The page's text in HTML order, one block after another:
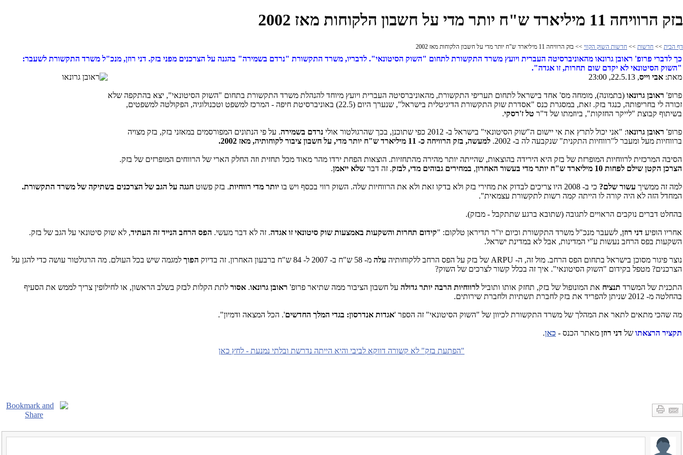
בזק הרוויחה 11 מיליארד ש"ח יותר מדי על חשבון הלקוחות מאז 2002
דף הבית >> חדשות >> חדשות השוק הקווי >> בזק הרוויחה 11 מיליארד ש"ח יותר מדי על חשבון הלקוחות מאז 2002
כך לדברי פרופ' ראובן גרונאו מהאוניברסיטה העברית ויועץ משרד התקשורת לתחום "השוק הסיטונאי". לדבריו, משרד התקשורת "נרדם בשמירה" בהגנה על הצרכנים מפני בזק. דני רוזן, מנכ"ל משרד התקשורת לשעבר:
"השוק הסיטונאי לא יקדם שום תחרות, זו אגדה".
מאת: אבי וייס, 22.5.13, 23:00
פרופ' ראובן גרונאו (בתמונה), מומחה מס' אחד בישראל לתחום תעריפי התקשורת, מהאוניברסיטה העברית ויועץ מיוחד להנהלת משרד התקשורת בתחום "השוק הסיטונאי", יצא בהתקפה שלא
זכורה לי בחריפותה, כנגד בזק. זאת, במסגרת כנס "אסדרת שוק התקשורת הדיגיטלית בישראל", שנערך היום (22.5) באוניברסיטת חיפה - המרכז למשפט וטכנולוגיה, הפקולטה למשפטים,
בשיתוף קבוצת "לייקר החזקות", ביוזמתו של ד"ר טל ז'רסקי.
פרופ' ראובן גרונאו: "אני יכול לתרץ את אי יישום ה"שוק הסיטונאי" בישראל ב- 2012 כפי שתוכנן, בכך שהרגולטור אולי נרדם בשמירה. על פי הנתונים המפורסמים במאזני בזק, בזק מצויה
ברווחיות מעל ומעבר ל"רווחיות התקנית" שנקבעה לה ב- 2002.
למעשה, בזק הרוויחה כ- 11 מיליארד ש"ח יותר מדי, על חשבון ציבור לקוחותיה, מאז 2002.
הסיבה המרכזית לרווחיות המופרזת של בזק היא הירידה בהוצאות, שהייתה יותר מהירה מהתחזיות. הוצאות הפחת ירדו מהר מאוד מכל תחזית וזה החלק הארי של הרווחים המופרזים של בזק.
הצרכן הקטן שילם לפחות 10 מיליארד ש"ח יותר מדי בעשור האחרון
, במחירים גבוהים מדי, לבזק. זה דבר שלא ייאמן.
למה זה ממשיך עשור שלם? כי ב- 2008 היו צריכים לבדוק את מחירי בזק ולא בדקו זאת ולא את הרווחיות שלה. השוק רווי בכסף ויש בו יותר מדי רווחיות. בזק פשוט חגגה על הגב של הצרכנים בשתיקה של משרד התקשורת.
המחדל הזה לא היה קורה לו הייתה קמה רשות לתקשורת עצמאית".
בהחלט דברים נוקבים הראויים לתגובה (שתובא ברגע שתתקבל - מבזק).
אחריו הופיע דני רוזן, לשעבר מנכ"ל משרד התקשורת וכיום יו"ר תדיראן טלקום: "קידום תחרות והשקעות באמצעות שוק סיטונאי זו אגדה. זה לא דבר מעשי. הפס הרחב הנייד זה העתיד, לא שוק סיטונאי על הגב של בזק.
השקעות בפס הרחב נעשות ע"י המדינות, אבל לא במדינת ישראל.
נוצר פיגור מסוכן בישראל בתחום הפס הרחב. מול זה, ה- ARPU של בזק על הפס הרחב ללקוחותיה עלה מ- 58 ש"ח ב- 2007 ל- 84 ש"ח ברבעון האחרון. זה בדיוק הפוך למגמה שיש בכל העולם. מה הרגולטור עושה כדי להגן על
הצרכנים? מטפל בקידום "השוק הסיטונאי". איך זה בכלל קשור לצרכים של השוק?
התכנית של המשרד תנציח את המונופול של בזק, תחזק אותו ותוביל לרווחיות הרבה יותר גדולה על חשבון הציבור ממה שתיאר פרופ' ראובן גרונאו. אסור לתת הקלות לבזק בשלב הראשון, או לחילופין צריך לממש את הסעיף
בהחלטה מ- 2012 שניתן להפריד את בזק לחברת תשתיות ולחברת שירותים.
מה שהכי מתאים לתאר את המהלך של משרד התקשורת לכיוון של "השוק הסיטונאי" זה הספר 'אגדות אנדרסון: בגדי המלך החדשים'. הכל המצאה ודמיון".
תקציר הרצאתו של דני רוזן מאתר הכנס - כאן.
"הפתעת בזק" לא קשורה דווקא לביבי והיא הייתה נדרשת ובלתי נמנעת - לחץ כאן